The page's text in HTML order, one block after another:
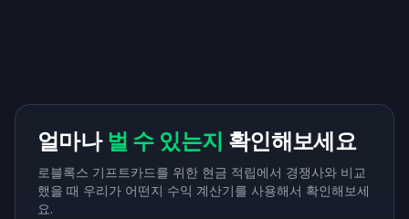
얼마나벌 수 있는지 확인해보세요
로블록스 기프트카드를 위한 현금 적립에서 경쟁사와 비교
했을 때 우리가 어떤지 수익 계산기를 사용해서 확인해보세
요.